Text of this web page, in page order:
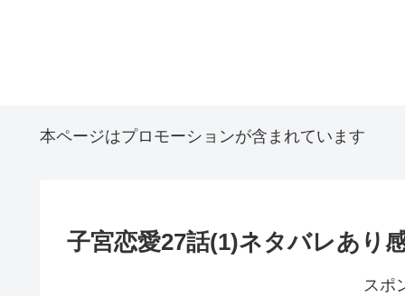
本ページはプロモーションが含まれています
子宮恋愛27話(1)ネタバレあり
スポ